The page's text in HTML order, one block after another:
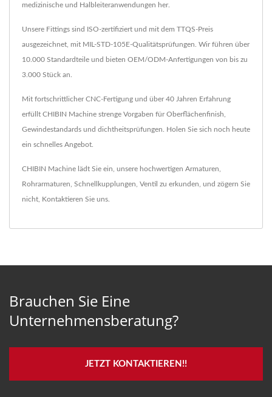
medizinische und Halbleiteranwendungen her.
Unsere Fittings sind ISO-zertifiziert und mit dem TTQS-Preis
ausgezeichnet, mit MIL-STD-105E-Qualitätsprüfungen. Wir führen über
10.000 Standardteile und bieten OEM/ODM-Anfertigungen von bis zu
3.000 Stück an.
Mit fortschrittlicher CNC-Fertigung und über 40 Jahren Erfahrung
erfüllt CHIBIN Machine strenge Vorgaben für Oberflächenfinish,
Gewindestandards und dichtheitsprüfungen. Holen Sie sich noch heute
ein schnelles Angebot.
CHIBIN Machine lädt Sie ein, unsere hochwertigen Armaturen
Rohrarmaturen Schnellkupplungen Ventil zu erkunden, und zögern Sie
nicht, Kontaktieren Sie uns
Brauchen Sie Eine
Unternehmensberatung?
JETZT KONTAKTIEREN!!